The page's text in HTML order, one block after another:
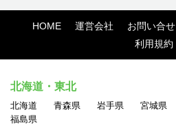
HOME 運営会社 お問い合せ
利用規約
北海道・東北
北海道 青森県 岩手県 宮城県
福島県